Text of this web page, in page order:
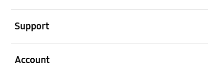
Support
Account